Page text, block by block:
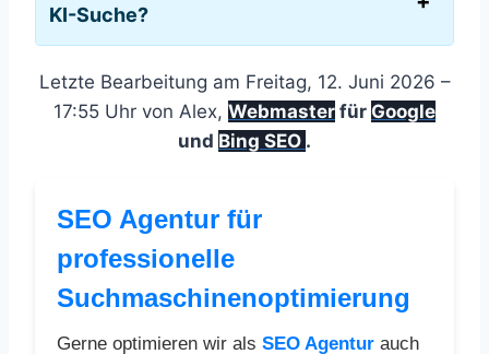
KI-Suche?
Letzte Bearbeitung am Freitag, 12. Juni 2026 –
17:55 Uhr von Alex, Webmaster für Google
und Bing SEO .
SEO Agentur für
professionelle
Suchmaschinenoptimierung
Gerne optimieren wir als SEO Agentur auch